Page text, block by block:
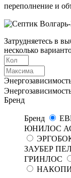
переполнение и
Затрудняетесь в
несколько
Бренд
Бренд
ЮНИЛОС
ЗАУБЕР
ГРИНЛОС